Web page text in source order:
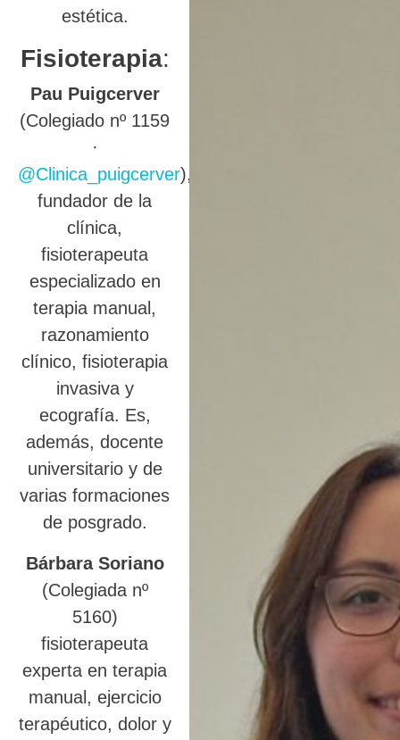
estética.
Fisioterapia:
Pau Puigcerver
(Colegiado nº 1159
·
@Clinica_puigcerver),
fundador de la
clínica,
fisioterapeuta
especializado en
terapia manual,
razonamiento
clínico, fisioterapia
invasiva y
ecografía. Es,
además, docente
universitario y de
varias formaciones
de posgrado.
Bárbara Soriano
(Colegiada nº
5160)
fisioterapeuta
experta en terapia
manual, ejercicio
terapéutico, dolor y